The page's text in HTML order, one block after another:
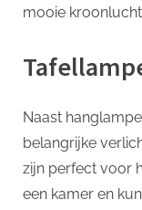
mooie
Naast
belangrijke
zijn perfect voor
een kamer en